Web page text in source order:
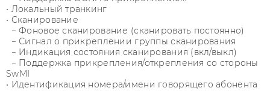
• Локальный транкинг
• Сканирование
− Фоновое сканирование (сканировать постоянно)
− Сигнал о прикреплении группы сканирования
− Индикация состояния сканирования (вкл/выкл)
− Поддержка прикрепления/открепления со стороны
SwMI
• Идентификация номера/имени говорящего абонента